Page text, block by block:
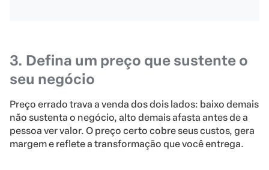
3. Defina um preço que sustente o
seu negócio
Preço errado trava a venda dos dois lados: baixo demais
não sustenta o negócio, alto demais afasta antes de a
pessoa ver valor. O preço certo cobre seus custos, gera
margem e reflete a transformação que você entrega.